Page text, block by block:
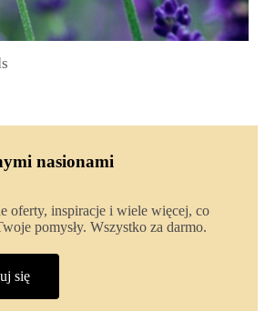
SZYBKI PODGLĄD
nasionami
oferty, inspiracje i wiele więcej, co
pomysły. Wszystko za darmo.
się